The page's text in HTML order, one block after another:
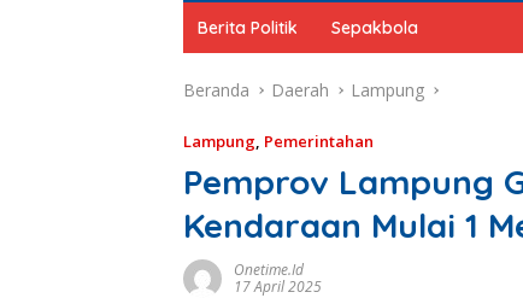
Berita Politik Sepakbola
Beranda Daerah Lampung
Lampung Pemerintahan
Pemprov Lampung
Kendaraan Mulai 1
Onetime.id
17 April 2025